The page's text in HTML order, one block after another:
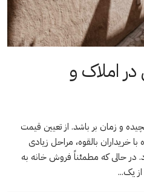
املاک و
و زمان بر باشد. از تعیین قیمت
خریداران بالقوه، مراحل زیادی
در حالی که مطمئناً فروش خانه به
از یک...